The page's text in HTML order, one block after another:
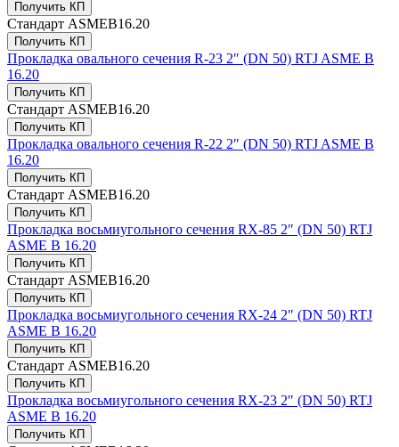
Получить КП
Стандарт ASMEB16.20
Получить КП
Прокладка овального сечения R-23 2″ (DN 50) RTJ ASME B
16.20
Получить КП
Стандарт ASMEB16.20
Получить КП
Прокладка овального сечения R-22 2″ (DN 50) RTJ ASME B
16.20
Получить КП
Стандарт ASMEB16.20
Получить КП
Прокладка восьмиугольного сечения RX-85 2″ (DN 50) RTJ
ASME B 16.20
Получить КП
Стандарт ASMEB16.20
Получить КП
Прокладка восьмиугольного сечения RX-24 2″ (DN 50) RTJ
ASME B 16.20
Получить КП
Стандарт ASMEB16.20
Получить КП
Прокладка восьмиугольного сечения RX-23 2″ (DN 50) RTJ
ASME B 16.20
Получить КП